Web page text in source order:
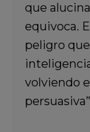
que
equivoca.
peligro
volviendo